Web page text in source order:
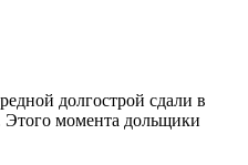
долгострой сдали в
Этого момента дольщики